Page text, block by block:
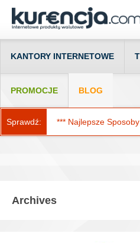
KANTORY INTERNETOWE
PROMOCJE BLOG
Sprawdź: *** Najlepsze
Archives